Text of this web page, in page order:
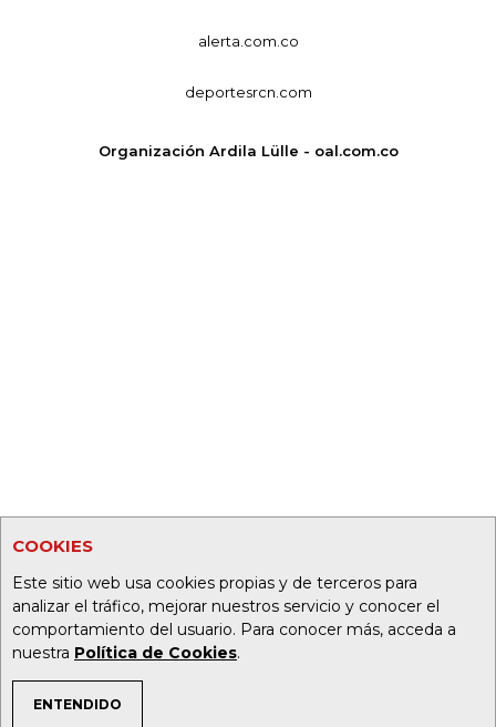
COOKIES
Este sitio web usa cookies propias y de terceros para
analizar el tráfico, mejorar nuestros servicio y conocer el
comportamiento del usuario. Para conocer más, acceda a
nuestra Política de Cookies.
ENTENDIDO
alerta.com.co
deportesrcn.com
Organización Ardila Lülle - oal.com.co